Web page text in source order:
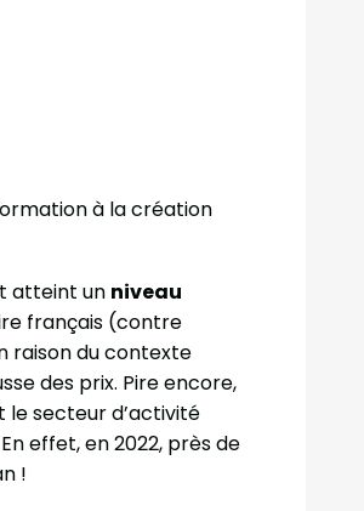
à la création
atteint un niveau
français (contre
raison du contexte
des prix. Pire encore,
le secteur d’activité
effet, en 2022, près de
!